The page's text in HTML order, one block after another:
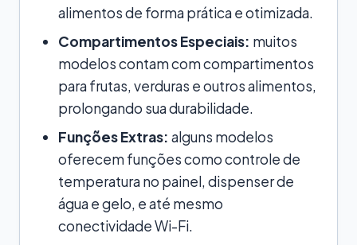
alimentos de forma prática e otimizada.
Compartimentos Especiais: muitos
modelos contam com compartimentos
para frutas, verduras e outros alimentos,
prolongando sua durabilidade.
Funções Extras: alguns modelos
oferecem funções como controle de
temperatura no painel, dispenser de
água e gelo, e até mesmo
conectividade Wi-Fi.